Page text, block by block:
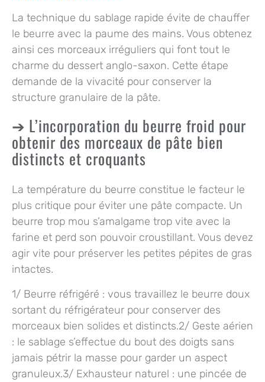
La technique du sablage rapide évite de chauffer
le beurre avec la paume des mains. Vous obtenez
ainsi ces morceaux irréguliers qui font tout le
charme du dessert anglo-saxon. Cette étape
demande de la vivacité pour conserver la
structure granulaire de la pâte.
L’incorporation du beurre froid pour
obtenir des morceaux de pâte bien
distincts et croquants
La température du beurre constitue le facteur le
plus critique pour éviter une pâte compacte. Un
beurre trop mou s’amalgame trop vite avec la
farine et perd son pouvoir croustillant. Vous devez
agir vite pour préserver les petites pépites de gras
intactes.
1/ Beurre réfrigéré : vous travaillez le beurre doux
sortant du réfrigérateur pour conserver des
morceaux bien solides et distincts.2/ Geste aérien
: le sablage s’effectue du bout des doigts sans
jamais pétrir la masse pour garder un aspect
granuleux.3/ Exhausteur naturel : une pincée de